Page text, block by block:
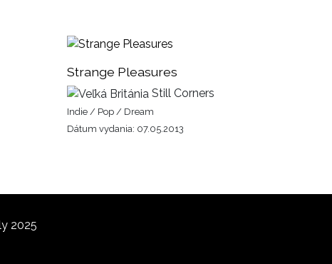
Strange Pleasures
Still Corners
Indie / Pop / Dream
Dátum vydania: 07.05.2013
2025